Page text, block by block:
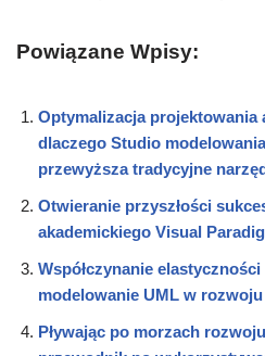
Powiązane Wpisy:
Optymalizacja projektowania
dlaczego Studio
przewyższa tradycyjne
Otwieranie przyszłości
akademickiego Visual
Współczynanie
modelowanie UML w
Pływając po morzach